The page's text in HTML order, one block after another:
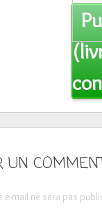
UN
mail ne sera pas